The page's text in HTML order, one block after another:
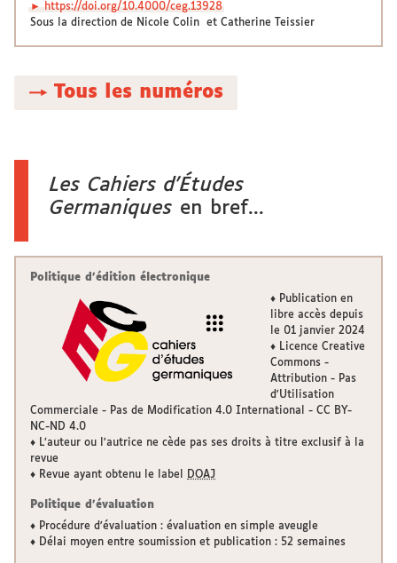
► https://doi.org/10.4000/ceg.13928
Sous la direction de Nicole Colin et Catherine Teissier
→ Tous les numéros
Les Cahiers d’Études
Germaniques en bref...
Politique d'édition électronique
♦ Publication en
libre accès depuis
le 01 janvier 2024
♦ Licence Creative
Commons -
Attribution - Pas
d'Utilisation
Commerciale - Pas de Modification 4.0 International - CC BY-
NC-ND 4.0
♦ L’auteur ou l'autrice ne cède pas ses droits à titre exclusif à la
revue
♦ Revue ayant obtenu le label
DOAJ
Politique d'évaluation
♦ Procédure d'évaluation : évaluation en simple aveugle
♦ Délai moyen entre soumission et publication : 52 semaines